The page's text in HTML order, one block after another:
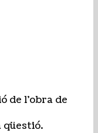
de l'obra de
qüestió.